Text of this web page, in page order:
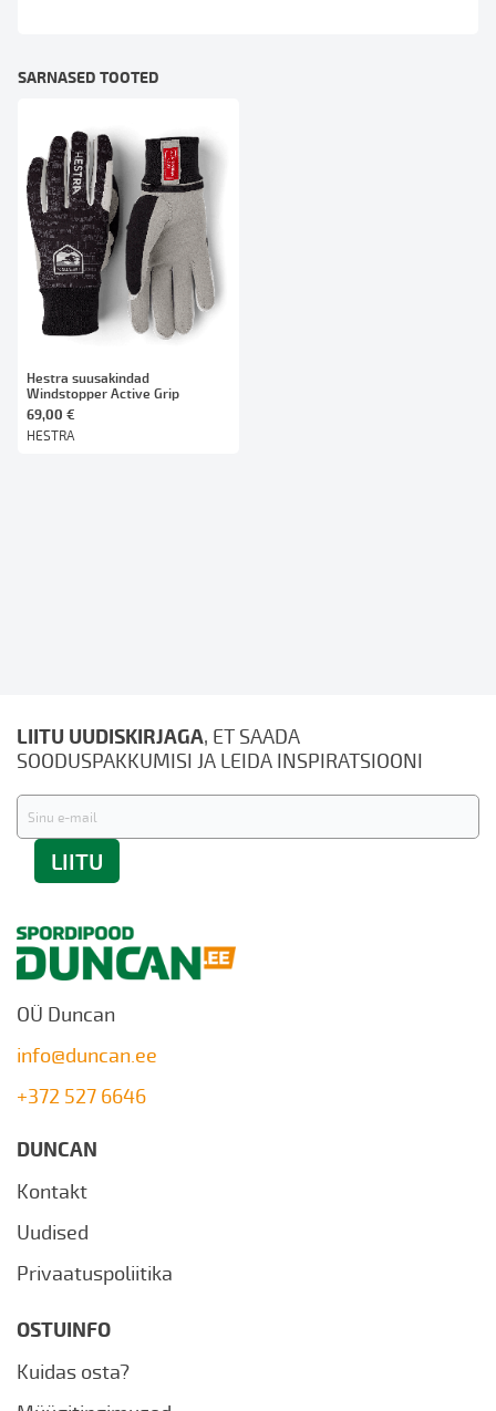
SARNASED TOOTED
Hestra suusakindad
Windstopper Active Grip
69,00 €
HESTRA
LIITU UUDISKIRJAGA, ET SAADA
SOODUSPAKKUMISI JA LEIDA INSPIRATSIOONI
Liitu
uudiskirjaga:
LIITU
OÜ Duncan
info@duncan.ee
+372 527 6646
DUNCAN
Kontakt
Uudised
Privaatuspoliitika
OSTUINFO
Kuidas osta?